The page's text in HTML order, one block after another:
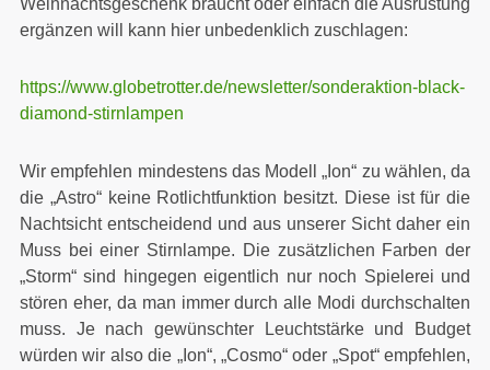
ergänzen will kann hier unbedenklich zuschlagen:
https://www.globetrotter.de/newsletter/sonderaktion-black-
diamond-stirnlampen
Wir empfehlen mindestens das Modell „Ion“ zu wählen, da
die „Astro“ keine Rotlichtfunktion besitzt. Diese ist für die
Nachtsicht entscheidend und aus unserer Sicht daher ein
Muss bei einer Stirnlampe. Die zusätzlichen Farben der
„Storm“ sind hingegen eigentlich nur noch Spielerei und
stören eher, da man immer durch alle Modi durchschalten
muss. Je nach gewünschter Leuchtstärke und Budget
würden wir also die „Ion“, „Cosmo“ oder „Spot“ empfehlen,